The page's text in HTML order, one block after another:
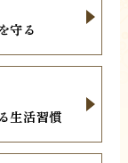
守る
生活習慣